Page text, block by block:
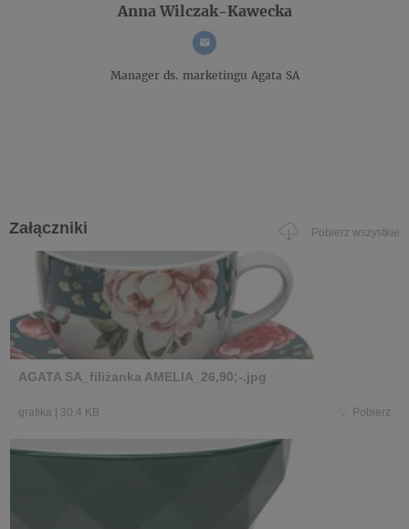
Anna Wilczak-Kawecka
Manager ds. marketingu Agata SA
Załączniki Pobierz wszystkie
AGATA SA_filiżanka AMELIA_26,90;-.jpg
grafika 30,4 KB Pobierz